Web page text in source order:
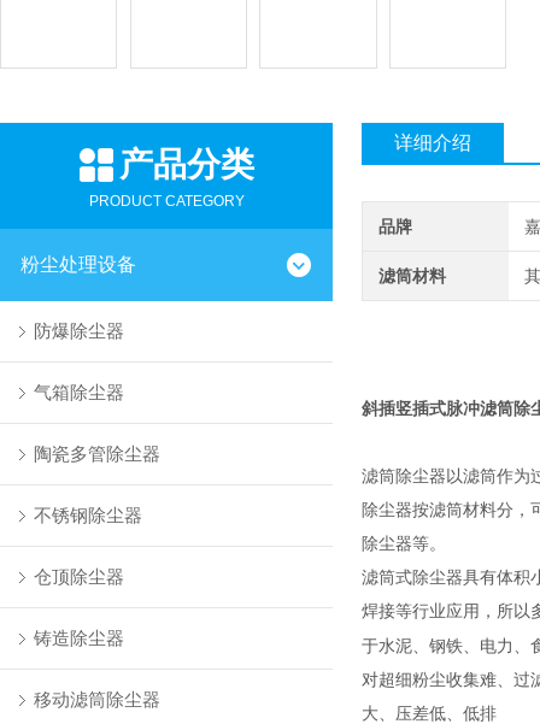
产品分类
PRODUCT CATEGORY
粉尘处理设备
防爆除尘器
气箱除尘器
陶瓷多管除尘器
不锈钢除尘器
仓顶除尘器
铸造除尘器
移动滤筒除尘器
详细介绍
品牌
滤筒材料
斜插竖插式脉冲滤筒除
滤筒除尘器以滤筒作为
除尘器按滤筒材料分，
除尘器等。
滤筒式除尘器具有体积
焊接等行业应用，所以
于水泥、钢铁、电力、
对超细粉尘收集难、过
大、压差低、低排